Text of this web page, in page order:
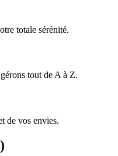
totale sérénité.
tout de A à Z.
de vos envies.
)